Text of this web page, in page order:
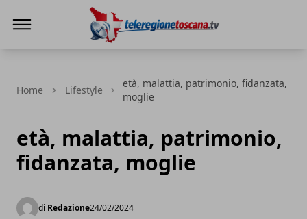
Home Lifestyle
età, malattia, patrimonio, fidanzata,
moglie
età, malattia, patrimonio,
fidanzata, moglie
di Redazione24/02/2024